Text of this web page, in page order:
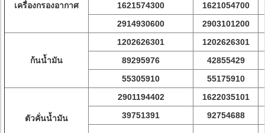
เครื่องกรองอากาศ
1621574300
1621054700
2914930600
2903101200
ก้นน้ำมัน
1202626301
1202626301
89295976
42855429
55305910
55175910
ตัวคั่นน้ำมัน
2901194402
1622035101
39751391
92754688